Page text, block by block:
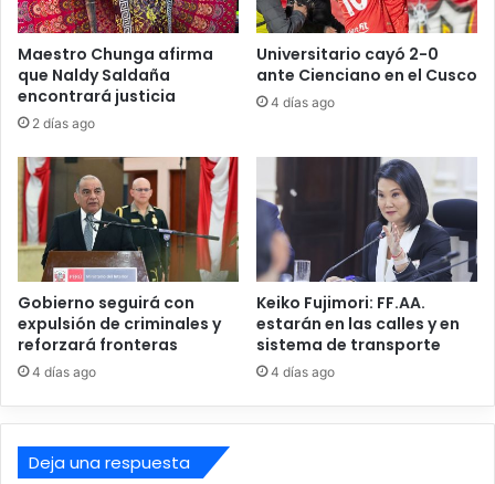
requerimientos efectuados por Petroperú a las
autoridades competentes para reforzar la seguridad de
esta infraestructura estratégica para el país.
n
t
i
e
n
a
h
a
p
e
r
f
e
a
a
r
a
L
i
m
Maestro Chunga afirma
que Naldy Saldaña
encontrará justicia
2 días ago
Universitario cayó 2-0
ante Cienciano en el Cusco
4 días ago
Gobierno seguirá con
expulsión de criminales y
reforzará fronteras
4 días ago
Keiko Fujimori: FF.AA.
estarán en las calles y en
sistema de transporte
4 días ago
Deja una respuesta